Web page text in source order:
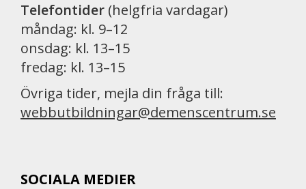
Telefontider (helgfria vardagar)
måndag: kl. 9–12
onsdag: kl. 13–15
fredag: kl. 13–15
Övriga tider, mejla din fråga till:
webbutbildningar@demenscentrum.se
SOCIALA MEDIER